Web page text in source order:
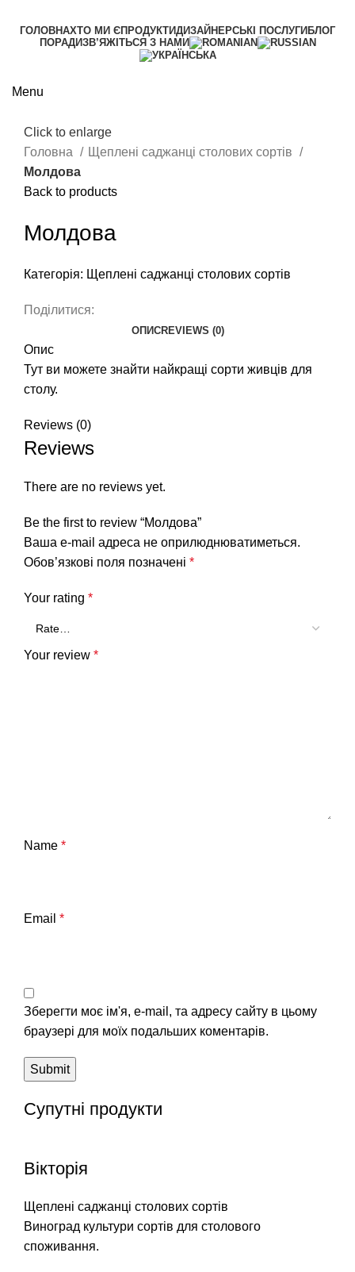
ГОЛОВНАХТО МИ ЄПРОДУКТИДИЗАЙНЕРСЬКІ ПОСЛУГИ БЛОГ
ПОРАДИЗВ’ЯЖІТЬСЯ З НАМИ
Menu
Click to enlarge
Головна
Щеплені саджанці столових сортів
Молдова
Back to products
Молдова
Категорія: Щеплені саджанці столових сортів
Поділитися:
ОПИСREVIEWS (0)
Опис
Тут ви можете знайти найкращі сорти живців для
столу.
Reviews (0)
Reviews
There are no reviews yet.
Be the first to review “Молдова”
Ваша e-mail адреса не оприлюднюватиметься.
Обов’язкові поля позначені *
Your rating *
Your review *
Name *
Email *
Зберегти моє ім'я, e-mail, та адресу сайту в цьому
браузері для моїх подальших коментарів.
Супутні продукти
Вікторія
Щеплені саджанці столових сортів
Виноград культури сортів для столового
споживання.